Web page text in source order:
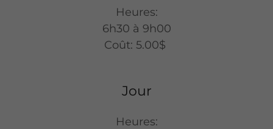
Heures:
6h30 à 9h00
Coût: 5.00$
Jour
Heures: